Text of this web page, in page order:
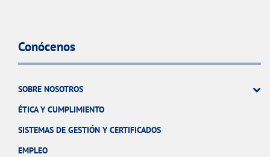
Conócenos
SOBRE NOSOTROS
ÉTICA Y CUMPLIMIENTO
SISTEMAS DE GESTIÓN Y CERTIFICADOS
EMPLEO